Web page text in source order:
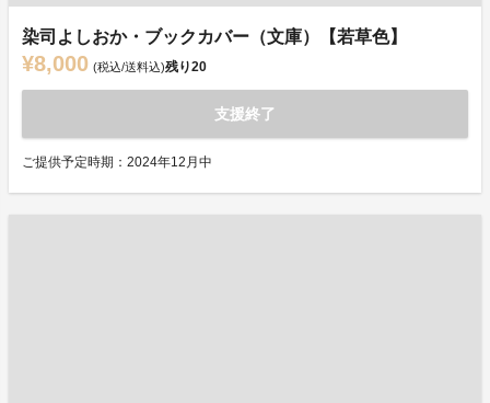
染司よしおか・ブックカバー（文庫）【若草色】
¥8,000 (税込/送料込)残り20
支援終了
ご提供予定時期：2024年12月中